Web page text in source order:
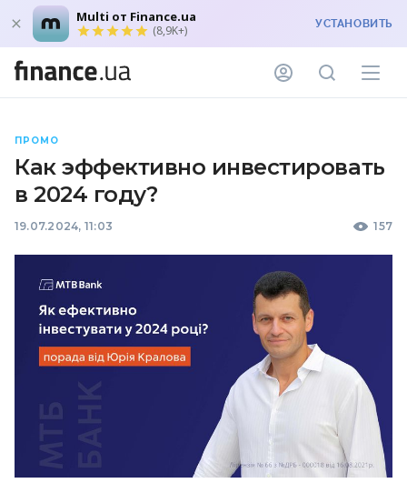
Multi от Finance.ua
(8,9K+) УСТАНОВИТЬ
ПРОМО
Как эффективно инвестировать
в 2024 году?
19.07.2024, 11:03 157